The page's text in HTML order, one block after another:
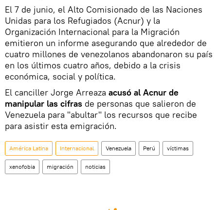
El 7 de junio, el Alto Comisionado de las Naciones
Unidas para los Refugiados (Acnur) y la
Organización Internacional para la Migración
emitieron un informe asegurando que alrededor de
cuatro millones de venezolanos abandonaron su país
en los últimos cuatro años, debido a la crisis
económica, social y política.
El canciller Jorge Arreaza acusó al Acnur de
manipular las cifras de personas que salieron de
Venezuela para "abultar" los recursos que recibe
para asistir esta emigración.
América Latina Internacional Venezuela Perú víctimas
xenofobia migración noticias